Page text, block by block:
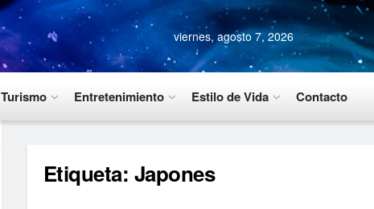
viernes, agosto 7, 2026
Turismo Entretenimiento Estilo de Vida Contacto
Etiqueta: Japones